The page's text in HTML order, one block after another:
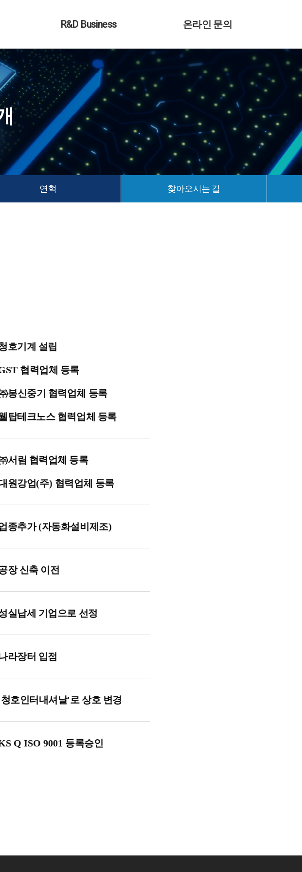
R&D Business 온라인 문의
연혁 찾아오시는 길
호기계 설립
협력업체 등록
봉신중기 협력업체 등록
탑테크노스 협력업체 등록
서림 협력업체 등록
원강업(주) 협력업체 등록
종추가(자동화설비제조)
장 신축 이전
실납세 기업으로 선정
라장터 입점
호인터내셔날'로 상호 변경
Q ISO 9001 등록승인